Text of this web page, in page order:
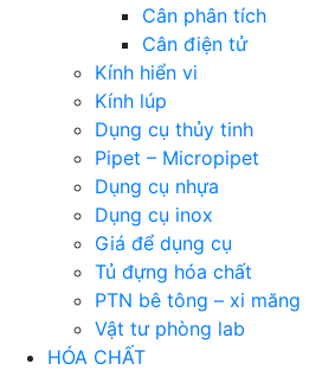
Cân phân tích
Cân điện tử
Kính hiển vi
Kính lúp
Dụng cụ thủy tinh
Pipet – Micropipet
Dụng cụ nhựa
Dụng cụ inox
Giá để dụng cụ
Tủ đựng hóa chất
PTN bê tông – xi măng
Vật tư phòng lab
HÓA CHẤT